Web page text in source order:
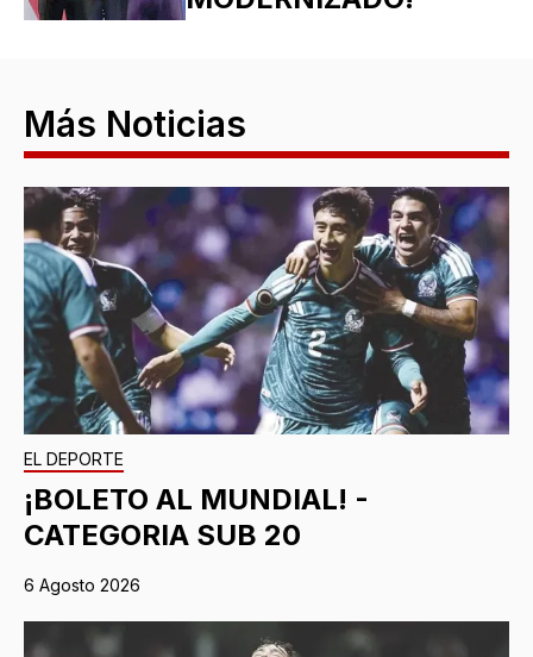
Más Noticias
EL DEPORTE
¡BOLETO AL MUNDIAL! -
CATEGORIA SUB 20
6 Agosto 2026